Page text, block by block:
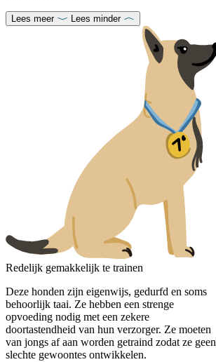
Lees meer Lees minder
Redelijk gemakkelijk te trainen
Deze honden zijn eigenwijs, gedurfd en soms
behoorlijk taai. Ze hebben een strenge
opvoeding nodig met een zekere
doortastendheid van hun verzorger. Ze moeten
van jongs af aan worden getraind zodat ze geen
slechte gewoontes ontwikkelen.